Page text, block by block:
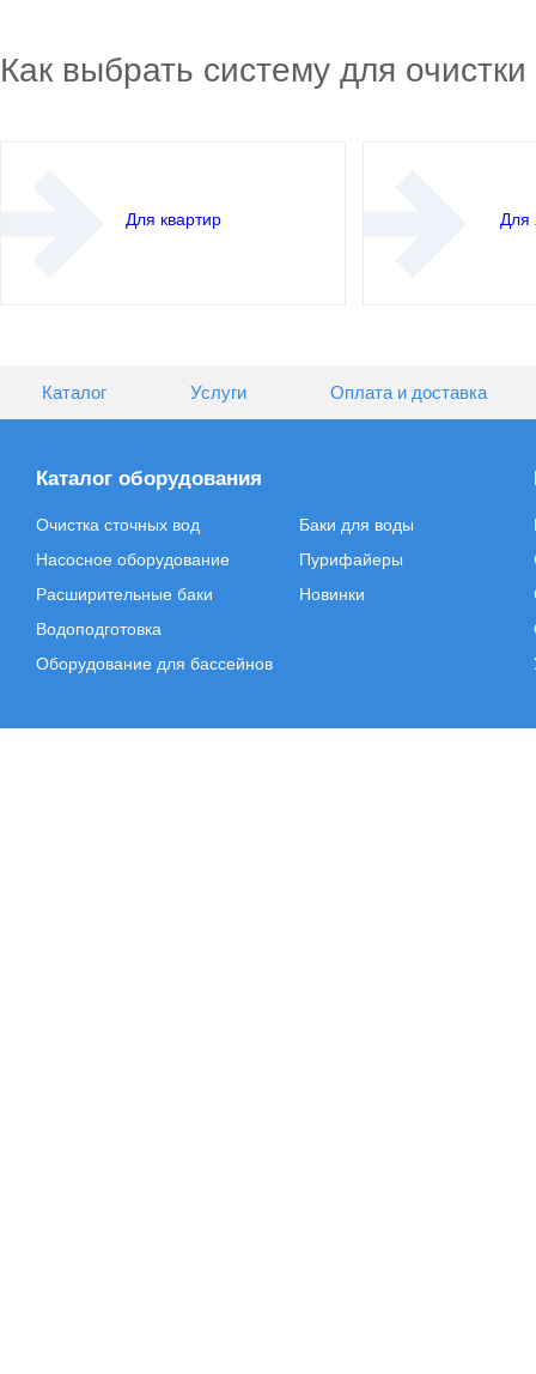
Как выбрать систему для
Для квартир
Каталог Услуги Оплата и доставка
Каталог оборудования
Очистка сточных вод
Насосное оборудование
Расширительные баки
Водоподготовка
Оборудование для бассейнов
Баки для воды
Пурифайеры
Новинки